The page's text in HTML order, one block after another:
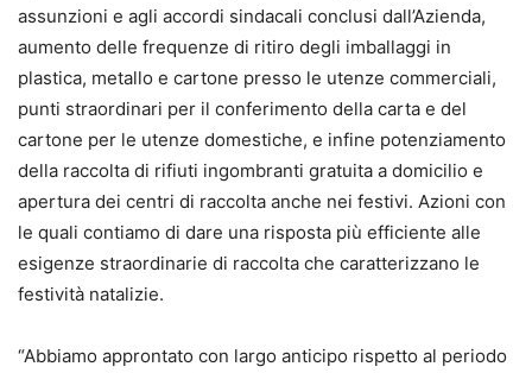
assunzioni e agli accordi sindacali conclusi dall’Azienda,
aumento delle frequenze di ritiro degli imballaggi in
plastica, metallo e cartone presso le utenze commerciali,
punti straordinari per il conferimento della carta e del
cartone per le utenze domestiche, e infine potenziamento
della raccolta di rifiuti ingombranti gratuita a domicilio e
apertura dei centri di raccolta anche nei festivi. Azioni con
le quali contiamo di dare una risposta più efficiente alle
esigenze straordinarie di raccolta che caratterizzano le
festività natalizie.
“Abbiamo approntato con largo anticipo rispetto al periodo